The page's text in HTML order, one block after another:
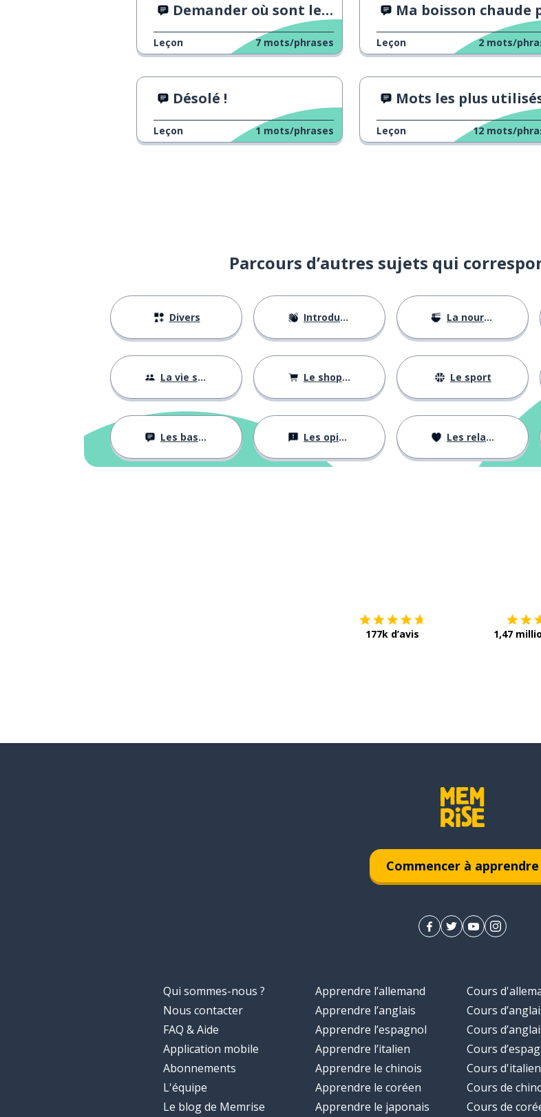
Demander où sont les toilettes
Leçon 7 mots/phrases
Ma boisson chaude
Leçon 2 mots/
Désolé !
Leçon 1 mots/phrases
Mots les plus utilisés en
Leçon 12 mots/
Parcours d’autres sujets qui
Divers Introductions La nourriture
La vie sociale Le shopping Le sport
Les bases Les opinions Les relations
177k d’avis 1,47
Commencer à apprendre
Qui sommes-nous ?
Nous contacter
FAQ & Aide
Application mobile
Abonnements
L'équipe
Le blog de Memrise
Apprendre l’allemand
Apprendre l’anglais
Apprendre l’espagnol
Apprendre l’italien
Apprendre le chinois
Apprendre le coréen
Apprendre le japonais
Cours
Cours
Cours
Cours
Cours d'italien
Cours de
Cours de